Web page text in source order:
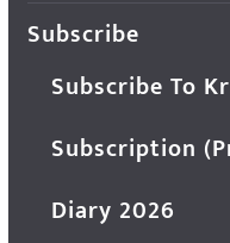
Subscribe
Subscribe To
Subscription
Diary 2026